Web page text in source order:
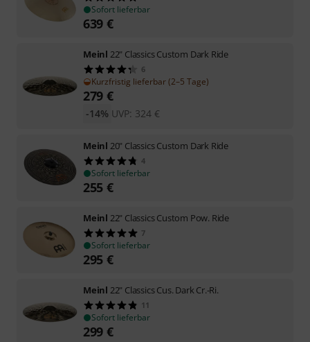
Sofort lieferbar
639 €
Meinl 22" Classics Custom Dark Ride
6
Kurzfristig lieferbar (2–5 Tage)
279 €
UVP: 324 €
-14%
Meinl 20" Classics Custom Dark Ride
4
Sofort lieferbar
255 €
Meinl 22" Classics Custom Pow. Ride
7
Sofort lieferbar
295 €
Meinl 22" Classics Cus. Dark Cr.-Ri.
11
Sofort lieferbar
299 €